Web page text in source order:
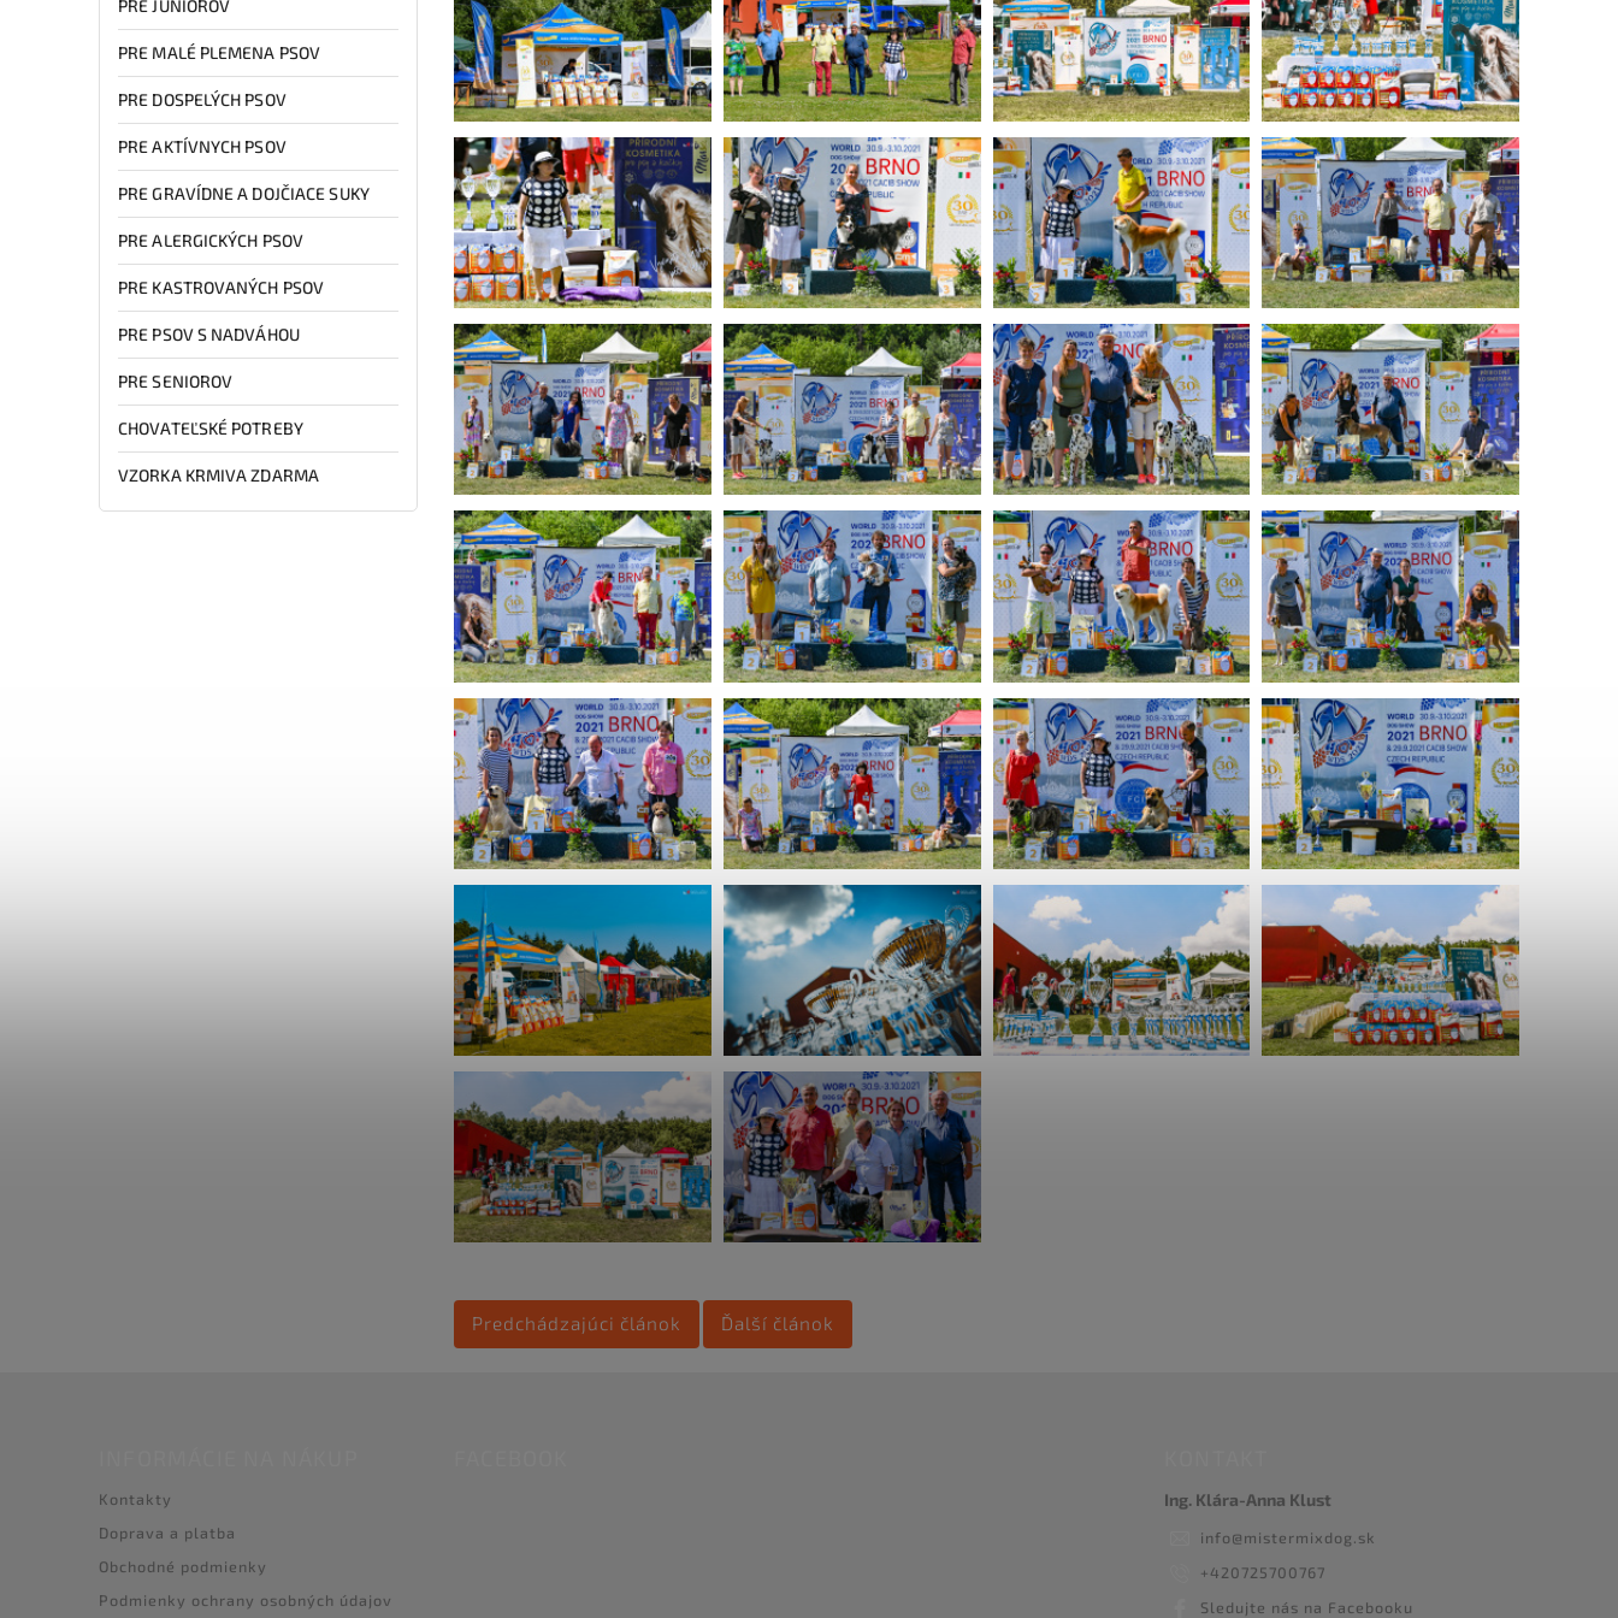
PRE JUNIOROV
PRE MALÉ PLEMENA PSOV
PRE DOSPELÝCH PSOV
PRE AKTÍVNYCH PSOV
PRE GRAVÍDNE A DOJČIACE SUKY
PRE ALERGICKÝCH PSOV
PRE KASTROVANÝCH PSOV
PRE PSOV S NADVÁHOU
PRE SENIOROV
CHOVATEĽSKÉ POTREBY
VZORKA KRMIVA ZDARMA
Predchádzajúci článok Ďalší článok
Kontakty
Doprava a platba
Obchodné podmienky
Podmienky ochrany osobných údajov
Ing. Klára-Anna Klust
info@mistermixdog.sk
+420725700767
Sledujte nás na Facebooku